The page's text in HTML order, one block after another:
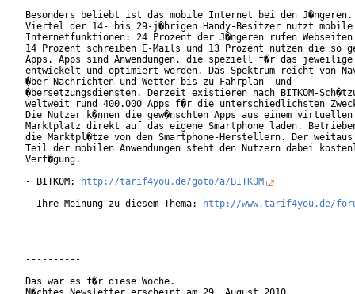
Besonders beliebt ist das mobile Internet bei den
Viertel der 14- bis 29-j�hrigen Handy-Besitzer nutzt mobile
Internetfunktionen: 24 Prozent der J�ngeren rufen
14 Prozent schreiben E-Mails und 13 Prozent nutzen die so
Apps. Apps sind Anwendungen, die speziell f�r das jeweilige
entwickelt und optimiert werden. Das Spektrum reicht von
�ber Nachrichten und Wetter bis zu Fahrplan- und
�bersetzungsdiensten. Derzeit existieren nach BITKOM-
weltweit rund 400.000 Apps f�r die unterschiedlichsten
Die Nutzer k�nnen die gew�nschten Apps aus einem virtuellen
Marktplatz direkt auf das eigene Smartphone laden.
die Marktpl�tze von den Smartphone-Herstellern. Der
Teil der mobilen Anwendungen steht den Nutzern dabei
Verf�gung.
- BITKOM:
http://tarif4you.de/goto/a/BITKOM
- Ihre Meinung zu diesem Thema:
http://www.tarif4you.de/
----------
Das war es f�r diese Woche.